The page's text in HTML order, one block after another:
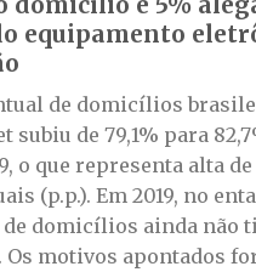
equipamento
de domicílios
subiu de 79,1% para
o que representa alta
(p.p.). Em 2019, no
domicílios ainda não
motivos apontados